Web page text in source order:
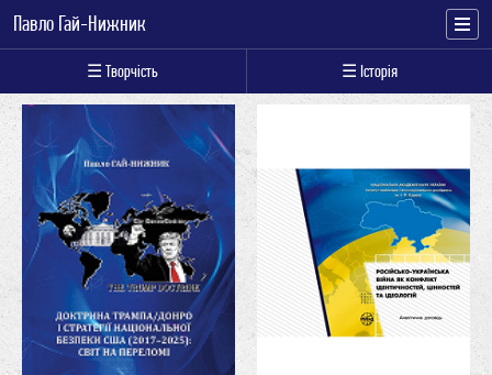
Павло Гай-Нижник
☰ Творчість ☰ Історія